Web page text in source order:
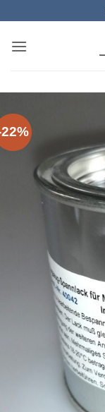
springen